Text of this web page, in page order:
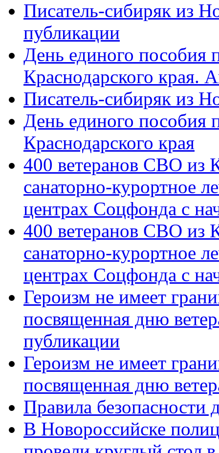
Писатель-сибиряк из
публикации
День единого пособия
Краснодарского края.
Писатель-сибиряк из
День единого пособия
Краснодарского края
400 ветеранов СВО из
санаторно-курортное
центрах Соцфонда с
400 ветеранов СВО из
санаторно-курортное
центрах Соцфонда с
Героизм не имеет
посвященная дню
публикации
Героизм не имеет
посвященная дню
Правила безопасности
В Новороссийске